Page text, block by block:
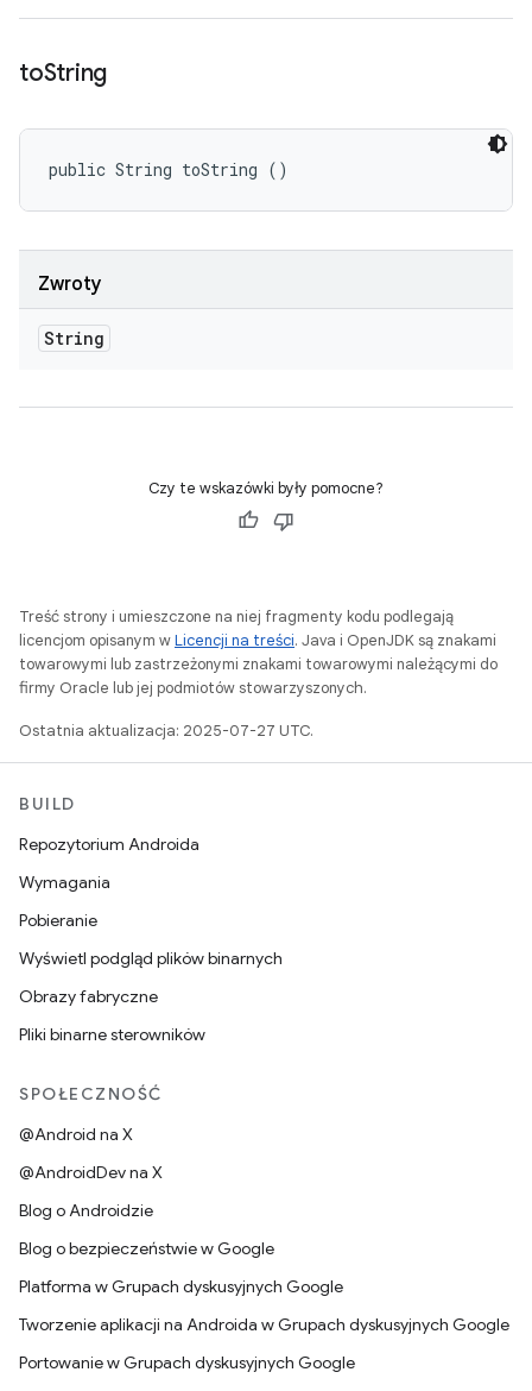
toString
public String toString ()
Zwroty
String
Czy te wskazówki były pomocne?
Treść strony i umieszczone na niej fragmenty kodu podlegają
licencjom opisanym wLicencji na treści. Java i OpenJDK są znakami
towarowymi lub zastrzeżonymi znakami towarowymi należącymi do
firmy Oracle lub jej podmiotów stowarzyszonych.
Ostatnia aktualizacja: 2025-07-27 UTC.
BUILD
Repozytorium Androida
Wymagania
Pobieranie
Wyświetl podgląd plików binarnych
Obrazy fabryczne
Pliki binarne sterowników
SPOŁECZNOŚĆ
@Android na X
@AndroidDev na X
Blog o Androidzie
Blog o bezpieczeństwie w Google
Platforma w Grupach dyskusyjnych Google
Tworzenie aplikacji na Androida w Grupach dyskusyjnych Google
Portowanie w Grupach dyskusyjnych Google